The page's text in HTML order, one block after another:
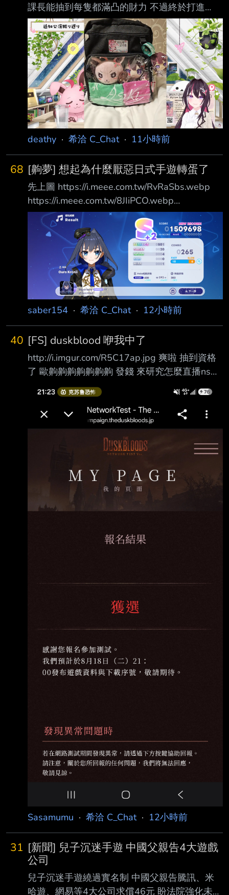
課長能抽到每隻都滿凸的財力 不過終於打進
AZKi的ホロメンスコアレート前十名了 日服大
家分數怎麼都這麼高...
https://pbs.twimg.com/media/HPIC5EHbMAA4
Wjm?format=jpg 然後機率性發動的主動技真的
很看臉... 以下推文 10P * 100樓 感謝各位~ 不發
超黑名單 -- https://youtu.be/5WdqnMWJKtk?
t=5414 https://i.imgur.com/xok93dT.png ht
deathy · 希洽 C_Chat· 11小時前
68 [齁夢] 想起為什麼厭惡日式手遊轉蛋了
先上圖 https://i.meee.com.tw/RvRaSbs.webp
https://i.meee.com.tw/8JIiPCO.webp
https://i.meee.com.tw/fk8Rt5H.webp 總共17個
五星扣掉一開始選的必給的 任務給的五星卷
*1+2個必五星十連只剩13個 抽數應該是
128+10(初始三選PU池)+11(泳裝池)+201(本次
活動)+18(兩個必5星10連) =13個/368 只看這次
卡池則是6個/201 一個在3.5% 一個在3% 聽說
這是5%池? 嗯? 然後一
saber154 · 希洽 C_Chat· 12小時前
40 [FS] duskblood 咿我中了
http://i.imgur.com/R5C17ap.jpg 爽啦 抽到資格
了 歐齁齁齁齁齁齁齁 發錢 來研究怎麼直播ns好
了 -- Ebb and flow. --
Sasamumu · 希洽 C_Chat· 12小時前
31 [新聞] 兒子沉迷手遊 中國父親告4大遊戲
公司
兒子沉迷手遊繞過實名制 中國父親告騰訊、米
哈遊、網易等4大公司求償46元 盼法院強化未成